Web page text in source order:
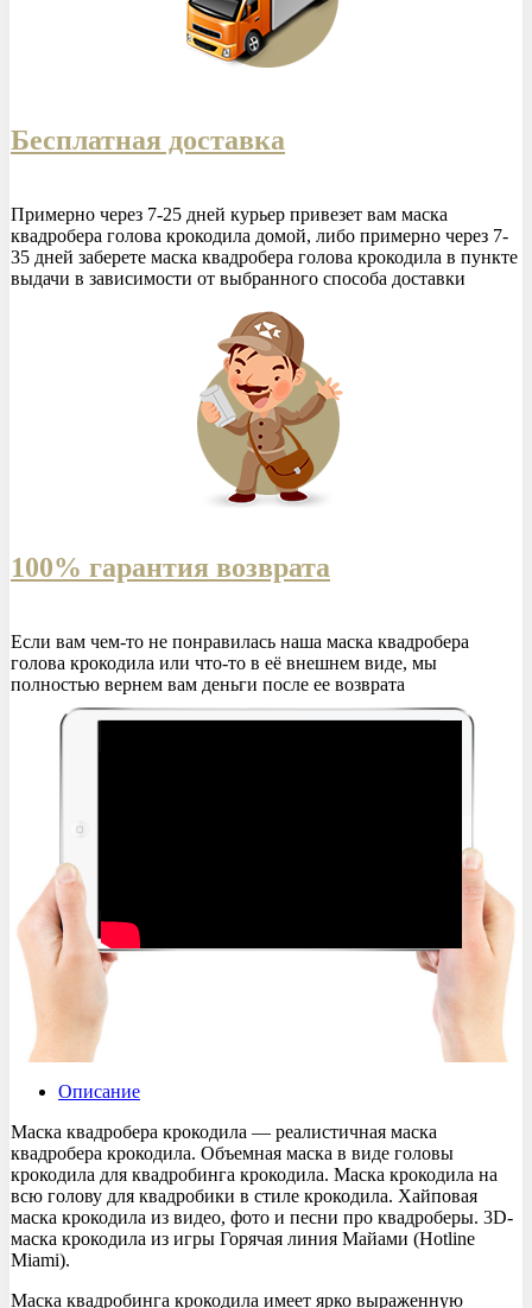
Бесплатная доставка
Примерно через 7-25 дней курьер привезет вам маска
квадробера голова крокодила домой, либо примерно через 7-
35 дней заберете маска квадробера голова крокодила в пункте
выдачи в зависимости от выбранного способа доставки
100% гарантия возврата
Если вам чем-то не понравилась наша маска квадробера
голова крокодила или что-то в её внешнем виде, мы
полностью вернем вам деньги после ее возврата
Описание
Маска квадробера крокодила — реалистичная маска
квадробера крокодила. Объемная маска в виде головы
крокодила для квадробинга крокодила. Маска крокодила на
всю голову для квадробики в стиле крокодила. Хайповая
маска крокодила из видео, фото и песни про квадроберы. 3D-
маска крокодила из игры Горячая линия Майами (Hotline
Miami).
Маска квадробинга крокодила имеет ярко выраженную